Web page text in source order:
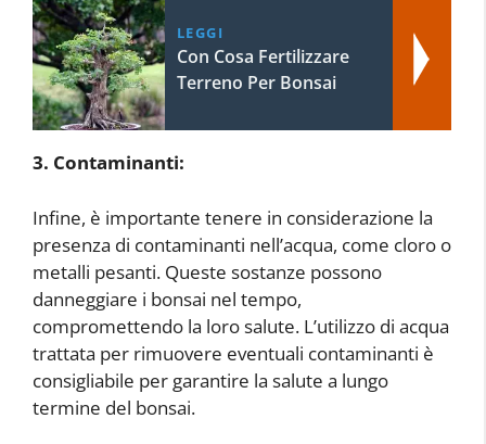
LEGGI
Con Cosa Fertilizzare
Terreno Per Bonsai
3. Contaminanti:
Infine, è importante tenere in considerazione la
presenza di contaminanti nell’acqua, come cloro o
metalli pesanti. Queste sostanze possono
danneggiare i bonsai nel tempo,
compromettendo la loro salute. L’utilizzo di acqua
trattata per rimuovere eventuali contaminanti è
consigliabile per garantire la salute a lungo
termine del bonsai.